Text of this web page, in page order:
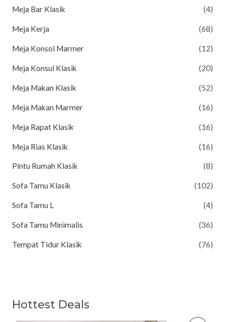
Meja Bar Klasik (4)
Meja Kerja (68)
Meja Konsol Marmer (12)
Meja Konsul Klasik (20)
Meja Makan Klasik (52)
Meja Makan Marmer (16)
Meja Rapat Klasik (16)
Meja Rias Klasik (16)
Pintu Rumah Klasik (8)
Sofa Tamu Klasik (102)
Sofa Tamu L (4)
Sofa Tamu Minimalis (36)
Tempat Tidur Klasik (76)
Hottest Deals